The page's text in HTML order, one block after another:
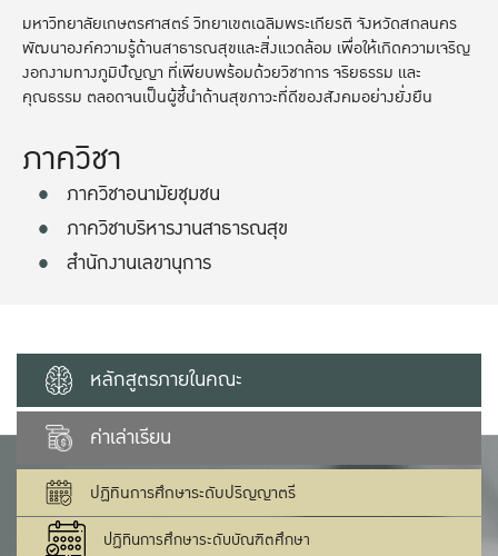
มหาวิทยาลัยเกษตรศาสตร์ วิทยาเขตเฉลิมพระเกียรติ จังหวัดสกลนคร
พัฒนาองค์ความรู้ด้านสาธารณสุขและสิ่งแวดล้อม เพื่อให้เกิดความเจริญ
งอกงามทางภูมิปัญญา ที่เพียบพร้อมด้วยวิชาการ จริยธรรม และ
คุณธรรม ตลอดจนเป็นผู้ชี้นำด้านสุขภาวะที่ดีของสังคมอย่างยั่งยืน
ภาควิชา
ภาควิชาอนามัยชุมชน
ภาควิชาบริหารงานสาธารณสุข
สำนักงานเลขานุการ
หลักสูตรภายในคณะ
ค่าเล่าเรียน
ปฏิทินการศึกษาระดับปริญญาตรี
ปฏิทินการศึกษาระดับบัณฑิตศึกษา